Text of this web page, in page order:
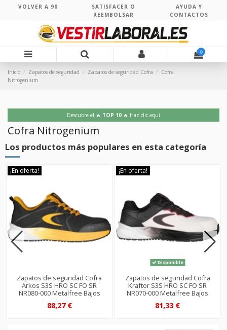
VOLVER A 90
SATISFACER O
REEMBOLSAR
AYUDA Y
CONTACTOS
0
Inicio Zapatos de seguridad Zapatos de seguridad Cofra
Cofra
Nitrogenium
Descubre el 🔥 TOP 10 🔥 Haz clic aquí
Cofra Nitrogenium
Los productos más populares en esta categoría
¡En oferta!
Zapatos de seguridad Cofra
Arkos S3S HRO SC FO SR
NR080-000 Metalfree Bajos
88,27 €
¡En oferta!
Disponible
Zapatos de seguridad Cofra
Kraftor S3S HRO SC FO SR
NR070-000 Metalfree Bajos
81,33 €